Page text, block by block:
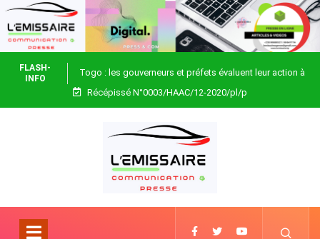
FLASH-
INFO
Togo : les gouverneurs et préfets évaluent leur action à
Blitta
Récépissé N°0003/HAAC/12-2020/pl/p